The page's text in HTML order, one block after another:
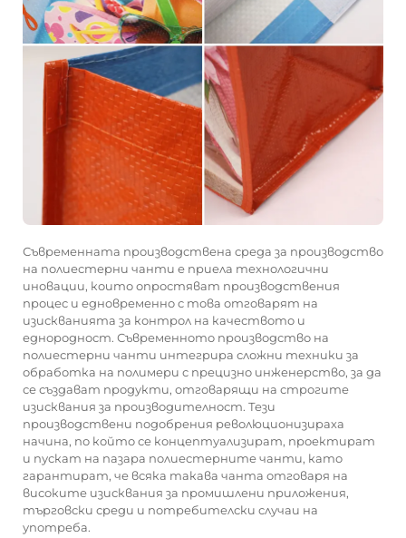
Съвременната производствена среда за производство
на полиестерни чанти е приела технологични
иновации, които опростяват производствения
процес и едновременно с това отговарят на
изискванията за контрол на качеството и
еднородност. Съвременното производство на
полиестерни чанти интегрира сложни техники за
обработка на полимери с прецизно инженерство, за да
се създават продукти, отговарящи на строгите
изисквания за производителност. Тези
производствени подобрения революционизираха
начина, по който се концептуализират, проектират
и пускат на пазара полиестерните чанти, като
гарантират, че всяка такава чанта отговаря на
високите изисквания за промишлени приложения,
търговски среди и потребителски случаи на
употреба.